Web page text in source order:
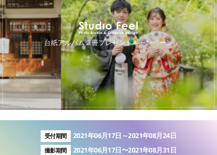
キ
台紙アルバム２冊プレゼントキャンペーン
受付期間 2021年06月17日～2021年08月24日
撮影期間 2021年06月17日〜2021年08月31日